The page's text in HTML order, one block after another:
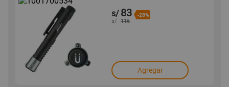
s/ 83 -28%
s/ 116
Agregar